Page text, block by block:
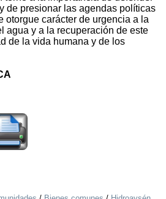
de presionar las agendas políticas
otorgue carácter de urgencia a la
agua y a la recuperación de este
de la vida humana y de los